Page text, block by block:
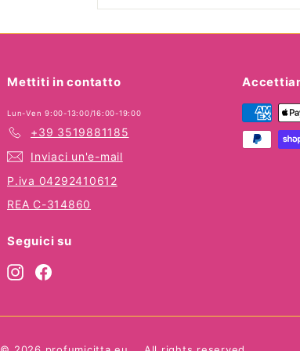
email
Mettiti in contatto
Lun-Ven 9:00-13:00/16:00-19:00
+39 3519881185
Inviaci un'e-mail
P.iva 04292410612
REA C-314860
Seguici su
InstagramFacebook